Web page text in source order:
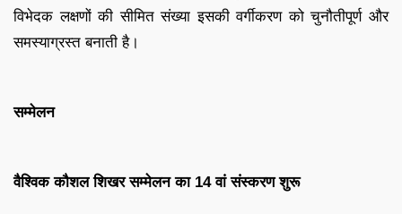
विभेदक लक्षणों की सीमित संख्या इसकी वर्गीकरण को चुनौतीपूर्ण और
समस्याग्रस्त बनाती है।
सम्मेलन
वैश्विक कौशल शिखर सम्मेलन का 14 वां संस्करण शुरू